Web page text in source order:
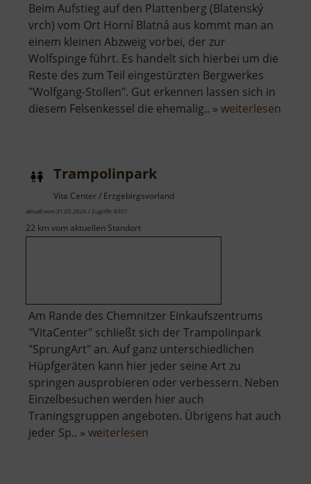
Beim Aufstieg auf den Plattenberg (Blatenský
vrch) vom Ort Horní Blatná aus kommt man an
einem kleinen Abzweig vorbei, der zur
Wolfspinge führt. Es handelt sich hierbei um die
Reste des zum Teil eingestürzten Bergwerkes
"Wolfgang-Stollen". Gut erkennen lassen sich in
diesem Felsenkessel die ehemalig.. » weiterlesen
Trampolinpark
Vita Center / Erzgebirgsvorland
aktuell vom 31.05.2026 / Zugriffe: 8307
22 km vom aktuellen Standort
Am Rande des Chemnitzer Einkaufszentrums
"VitaCenter" schließt sich der Trampolinpark
"SprungArt" an. Auf ganz unterschiedlichen
Hüpfgeräten kann hier jeder seine Art zu
springen ausprobieren oder verbessern. Neben
Einzelbesuchen werden hier auch
Traningsgruppen angeboten. Übrigens hat auch
jeder Sp.. » weiterlesen